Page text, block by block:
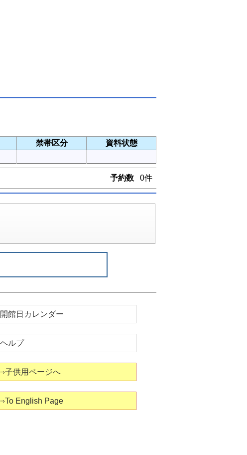
禁帯区分
資料状態
予約数 0件
開館日カレンダー
ヘルプ
⇒子供用ページへ
⇒To English Page